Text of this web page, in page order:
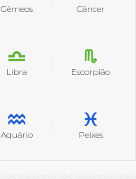
Gêmeos Câncer
Libra Escorpião
Aquário Peixes